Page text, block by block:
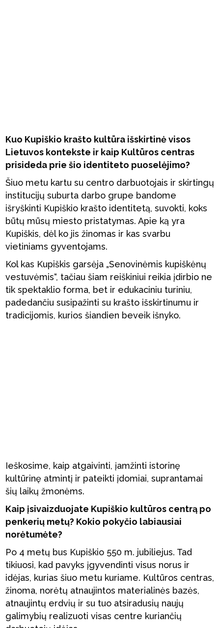
Kuo Kupiškio krašto kultūra išskirtinė visos
Lietuvos kontekste ir kaip Kultūros centras
prisideda prie šio identiteto puoselėjimo?
Šiuo metu kartu su centro darbuotojais ir skirtingų
institucijų suburta darbo grupe bandome
išryškinti Kupiškio krašto identitetą, suvokti, koks
būtų mūsų miesto pristatymas. Apie ką yra
Kupiškis, dėl ko jis žinomas ir kas svarbu
vietiniams gyventojams.
Kol kas Kupiškis garsėja „Senovinėmis kupiškėnų
vestuvėmis“, tačiau šiam reiškiniui reikia įdirbio ne
tik spektaklio forma, bet ir edukaciniu turiniu,
padedančiu susipažinti su krašto išskirtinumu ir
tradicijomis, kurios šiandien beveik išnyko.
Ieškosime, kaip atgaivinti, įamžinti istorinę
kultūrinę atmintį ir pateikti įdomiai, suprantamai
šių laikų žmonėms.
Kaip įsivaizduojate Kupiškio kultūros centrą po
penkerių metų? Kokio pokyčio labiausiai
norėtumėte?
Po 4 metų bus Kupiškio 550 m. jubiliejus. Tad
tikiuosi, kad pavyks įgyvendinti visus norus ir
idėjas, kurias šiuo metu kuriame. Kultūros centras,
žinoma, norėtų atnaujintos materialinės bazės,
atnaujintų erdvių ir su tuo atsiradusių naujų
galimybių realizuoti visas centre kuriančių